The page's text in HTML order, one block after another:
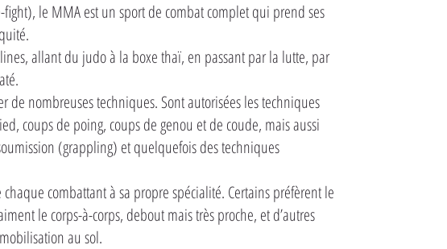
le MMA est un sport de combat complet qui prend ses
allant du judo à la boxe thaï, en passant par la lutte, par
de nombreuses techniques. Sont autorisées les techniques
coups de poing, coups de genou et de coude, mais aussi
(grappling) et quelquefois des techniques
combattant à sa propre spécialité. Certains préfèrent le
le corps-à-corps, debout mais très proche, et d’autres
au sol.